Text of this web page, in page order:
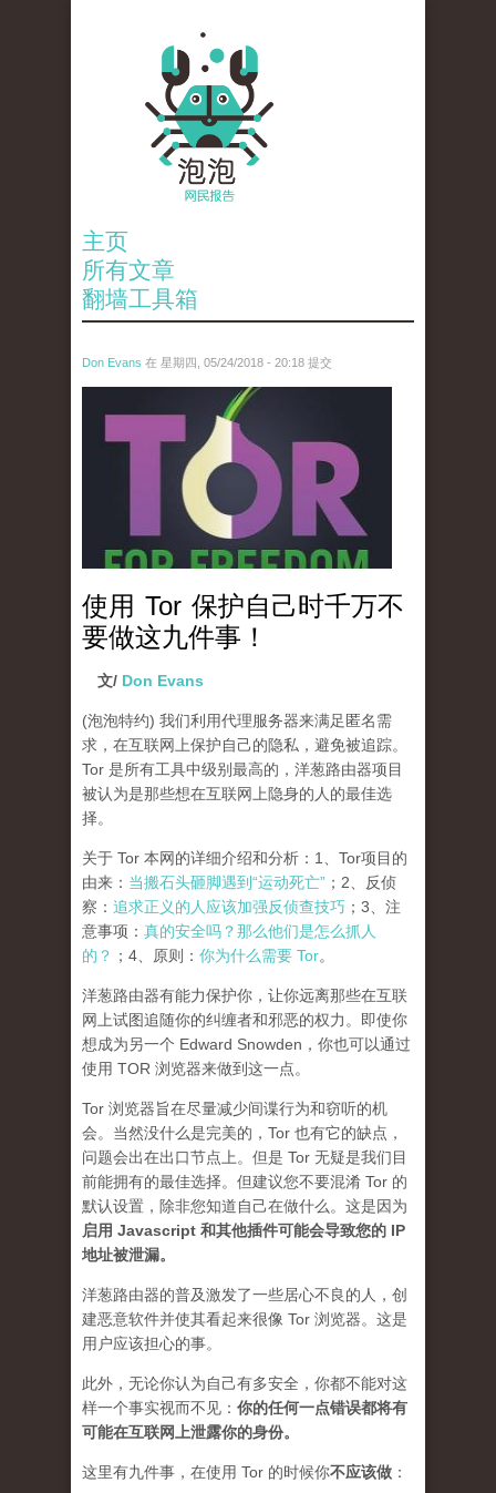
主页
所有文章
翻墙工具箱
Don Evans 在 星期四, 05/24/2018 - 20:18 提交
wechatimg1098.jpeg
使用 Tor 保护自己时千万不
要做这九件事！
文/ Don Evans
(泡泡特约) 我们利用代理服务器来满足匿名需
求，在互联网上保护自己的隐私，避免被追踪。
Tor 是所有工具中级别最高的，洋葱路由器项目
被认为是那些想在互联网上隐身的人的最佳选
择。
关于 Tor 本网的详细介绍和分析：1、Tor项目的
由来： 当搬石头砸脚遇到“运动死亡” ；2、反侦
察： 追求正义的人应该加强反侦查技巧 ；3、注
意事项： 真的安全吗？那么他们是怎么抓人
的？ ；4、原则： 你为什么需要 Tor。
洋葱路由器有能力保护你，让你远离那些在互联
网上试图追随你的纠缠者和邪恶的权力。即使你
想成为另一个 Edward Snowden，你也可以通过
使用 TOR 浏览器来做到这一点。
Tor 浏览器旨在尽量减少间谍行为和窃听的机
会。当然没什么是完美的，Tor 也有它的缺点，
问题会出在出口节点上。但是 Tor 无疑是我们目
前能拥有的最佳选择。但建议您不要混淆 Tor 的
默认设置，除非您知道自己在做什么。这是因为
启用 Javascript 和其他插件可能会导致您的 IP
地址被泄漏。
洋葱路由器的普及激发了一些居心不良的人，创
建恶意软件并使其看起来很像 Tor 浏览器。这是
用户应该担心的事。
此外，无论你认为自己有多安全，你都不能对这
样一个事实视而不见： 你的任何一点错误都将有
可能在互联网上泄露你的身份。
这里有九件事，在使用 Tor 的时候你不应该做 ：